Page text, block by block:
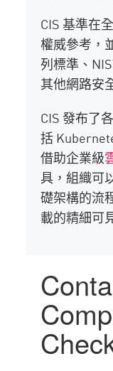
CIS 基準在
權威參考，
列標準、
其他網路安
CIS 發布了
括
借助企業級
具，組織可
礎架構的流
載的精細可